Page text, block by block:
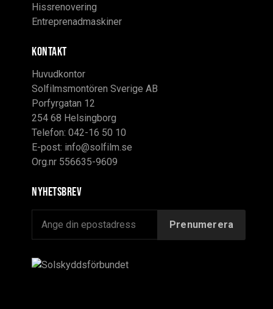
Hissrenovering
Entreprenadmaskiner
KONTAKT
Huvudkontor
Solfilmsmontören Sverige AB
Porfyrgatan 12
254 68 Helsingborg
Telefon: 042-16 50 10
E-post: info@solfilm.se
Org.nr 556635-9609
Nyhetsbrev